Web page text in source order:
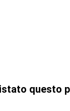
questo